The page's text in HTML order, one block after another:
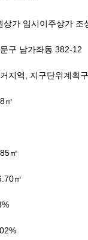
상가 임시이주상가 조
구 남가좌동 382-12
지역 지구단위계획
㎡
㎡
㎡